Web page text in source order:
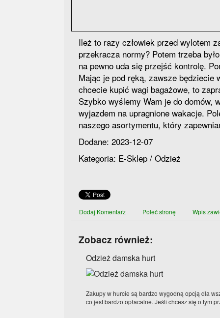
Ileż to razy człowiek przed wylotem
przekracza normy? Potem trzeba
na pewno uda się przejść kontrolę.
Mając je pod ręką, zawsze będziecie
chcecie kupić wagi bagażowe, to
Szybko wyślemy Wam je do domów,
wyjazdem na upragnione wakacje.
naszego asortymentu, który
Dodane: 2023-12-07
Kategoria: E-Sklep / Odzież
Dodaj Komentarz Poleć stronę Wpis
Zobacz również:
Odzież damska hurt
Zakupy w hurcie są bardzo wygodną opcją dla
co jest bardzo opłacalne. Jeśli chcesz się o tym